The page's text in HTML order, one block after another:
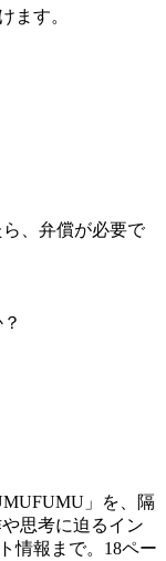
ます。
、弁償が必要で
」を、隔
思考に迫るイン
情報まで。18ペー